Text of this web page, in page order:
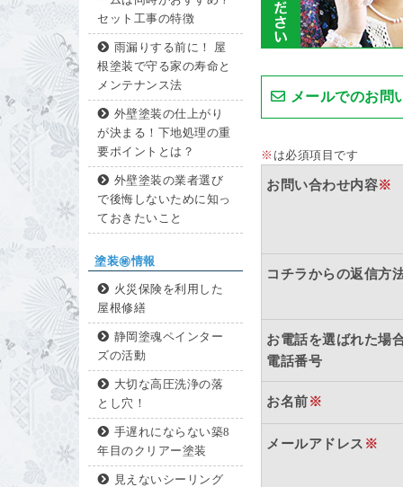
セット工事の特徴
雨漏りする前に！ 屋
根塗装で守る家の寿命と
メンテナンス法
外壁塗装の仕上がり
が決まる！下地処理の重
要ポイントとは？
外壁塗装の業者選び
で後悔しないために知っ
ておきたいこと
塗装㊙情報
火災保険を利用した
屋根修繕
静岡塗魂ペインター
ズの活動
大切な高圧洗浄の落
とし穴！
手遅れにならない築8
年目のクリアー塗装
見えないシーリング
メールでのお問
※ は必須項目です
お問い合わせ内容※
コチラからの返信方
お電話を選ばれた場
電話番号
お名前※
メールアドレス ※